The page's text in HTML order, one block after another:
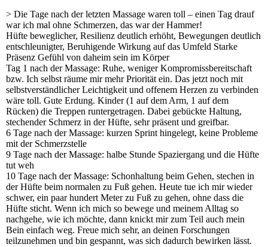
> Die Tage nach der letzten Massage waren toll – einen Tag drauf
war ich mal ohne Schmerzen, das war der Hammer!
Hüfte beweglicher, Resilienz deutlich erhöht, Bewegungen deutlich
entschleunigter, Beruhigende Wirkung auf das Umfeld Starke
Präsenz Gefühl von daheim sein im Körper
Tag 1 nach der Massage: Ruhe, weniger Kompromissbereitschaft
bzw. Ich selbst räume mir mehr Priorität ein. Das jetzt noch mit
selbstverständlicher Leichtigkeit und offenem Herzen zu verbinden
wäre toll. Gute Erdung. Kinder (1 auf dem Arm, 1 auf dem
Rücken) die Treppen runtergetragen. Dabei gebückte Haltung,
stechender Schmerz in der Hüfte, sehr präsent und greifbar.
6 Tage nach der Massage: kurzen Sprint hingelegt, keine Probleme
mit der Schmerzstelle
9 Tage nach der Massage: halbe Stunde Spaziergang und die Hüfte
tut weh
10 Tage nach der Massage: Schonhaltung beim Gehen, stechen in
der Hüfte beim normalen zu Fuß gehen. Heute tue ich mir wieder
schwer, ein paar hundert Meter zu Fuß zu gehen, ohne dass die
Hüfte sticht. Wenn ich mich so bewege und meinem Alltag so
nachgehe, wie ich möchte, dann knickt mir zum Teil auch mein
Bein einfach weg. Freue mich sehr, an deinen Forschungen
teilzunehmen und bin gespannt, was sich dadurch bewirken lässt.